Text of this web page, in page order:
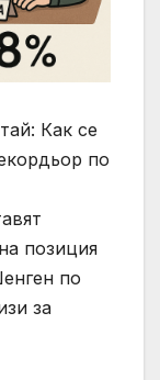
Как се
по
позиция
по
за